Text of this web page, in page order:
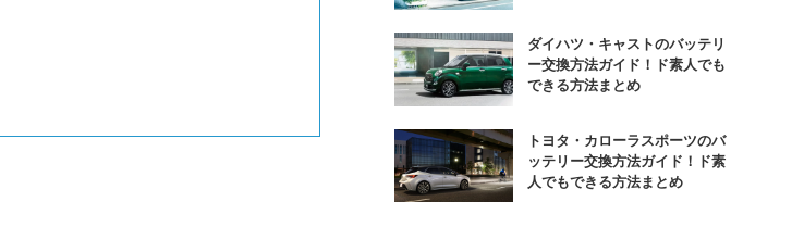
ダイハツ・キャストのバッテリ
ー交換方法ガイド！ド素人でも
できる方法まとめ
トヨタ・カローラスポーツのバ
ッテリー交換方法ガイド！ド素
人でもできる方法まとめ